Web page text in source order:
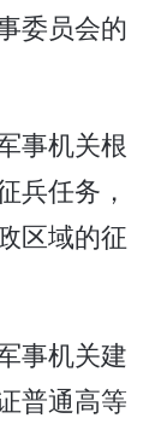
委员会的
事机关根
兵任务，
区域的征
事机关建
普通高等